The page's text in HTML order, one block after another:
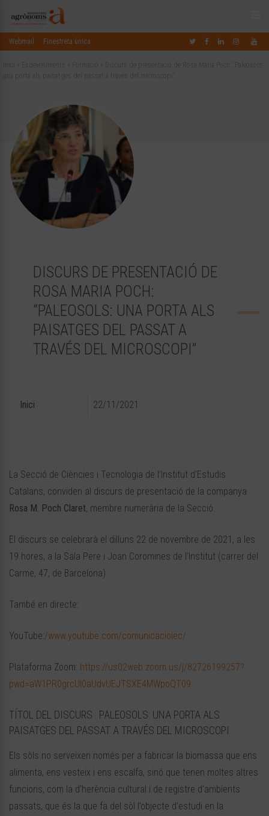
Webmail Finestreta única
DISCURS DE PRESENTACIÓ DE
ROSA MARIA POCH:
“PALEOSOLS: UNA PORTA ALS
PAISATGES DEL PASSAT A
TRAVÉS DEL MICROSCOPI”
Inici 22/11/2021
La Secció de Ciències i Tecnologia de l’Institut d’Estudis
Catalans, conviden al discurs de presentació de la companya
Rosa M. Poch Claret, membre numerària de la Secció.
El discurs se celebrarà el dilluns 22 de novembre de 2021, a les
19 hores, a la Sala Pere i Joan Coromines de l’Institut (carrer del
Carme, 47, de Barcelona) .
També en directe:
YouTube:/www.youtube.com/comunicacioiec/
Plataforma Zoom: https://us02web.zoom.us/j/82726199257?
pwd=aW1PR0grcUI0aUdvUEJTSXE4MWpoQT09
TÍTOL DEL DISCURS : PALEOSOLS: UNA PORTA ALS
PAISATGES DEL PASSAT A TRAVÉS DEL MICROSCOPI
Els sòls no serveixen només per a fabricar la biomassa que ens
alimenta, ens vesteix i ens escalfa, sinó que tenen moltes altres
funcions, com la d’herència cultural i de registre d’ambients
passats, que és la que fa del sòl l’objecte d’estudi en la